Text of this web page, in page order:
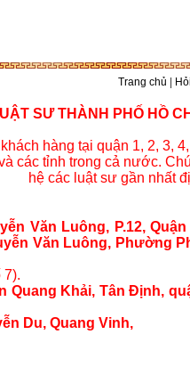
Trang chủ
SƯ THÀNH PHỐ HỒ
hàng tại quận 1, 2, 3,
các tỉnh trong cả nước.
hệ các luật sư gần nhất
Văn Luông, P.12, Quận
Văn Luông, Phường
7).
Quang Khải, Tân Định,
Du, Quang Vinh,